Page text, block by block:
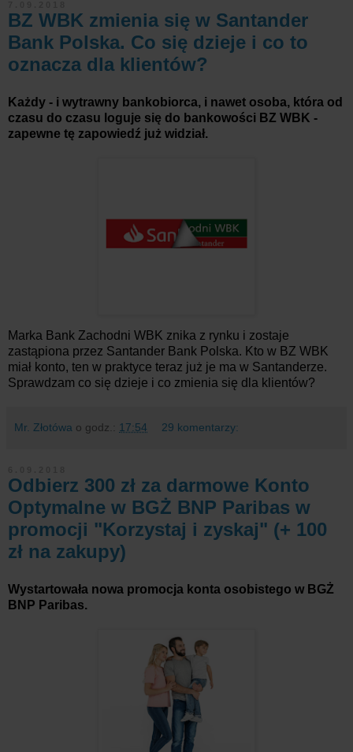
BZ WBK zmienia się w Santander
Bank Polska. Co się dzieje i co to
oznacza dla klientów?
Każdy - i wytrawny bankobiorca, i nawet osoba, która od
czasu do czasu loguje się do bankowości BZ WBK -
zapewne tę zapowiedź już widział.
Marka Bank Zachodni WBK znika z rynku i zostaje
zastąpiona przez Santander Bank Polska. Kto w BZ WBK
miał konto, ten w praktyce teraz już je ma w Santanderze.
Sprawdzam co się dzieje i co zmienia się dla klientów?
Mr. Złotówa o godz.: 17:54 29 komentarzy:
Odbierz 300 zł za darmowe Konto
Optymalne w BGŻ BNP Paribas w
promocji "Korzystaj i zyskaj" (+ 100
zł na zakupy)
Wystartowała nowa promocja konta osobistego w BGŻ
BNP Paribas.